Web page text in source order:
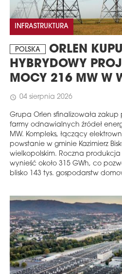
INFRASTRUKTURA
POLSKA
ORLEN
HYBRYDOWY
MOCY 216 MW W
schedule 04 sierpnia 2026
Grupa Orlen sfinalizowała
farmy odnawialnych źródeł
MW. Kompleks, łączący
powstanie w gminie Kazimierz
wielkopolskim. Roczna
wynieść około 315 GWh, co
blisko 143 tys. gospodarstw
MAGAZYN
Wydanie 6 (308)
CZERWIEC 2026
Więcej w tym
Zamów